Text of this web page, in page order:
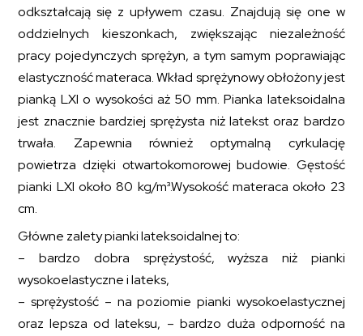
odkształcają się z upływem czasu. Znajdują się one w
oddzielnych kieszonkach, zwiększając niezależność
pracy pojedynczych sprężyn, a tym samym poprawiając
elastyczność materaca. Wkład sprężynowy obłożony jest
pianką LXI o wysokości aż 50 mm. Pianka lateksoidalna
jest znacznie bardziej sprężysta niż latekst oraz bardzo
trwała. Zapewnia również optymalną cyrkulację
powietrza dzięki otwartokomorowej budowie. Gęstość
pianki LXI około 80 kg/m³.Wysokość materaca około 23
cm.
Główne zalety pianki lateksoidalnej to:
– bardzo dobra sprężystość, wyższa niż pianki
wysokoelastyczne i lateks,
– sprężystość – na poziomie pianki wysokoelastycznej
oraz lepsza od lateksu, – bardzo duża odporność na